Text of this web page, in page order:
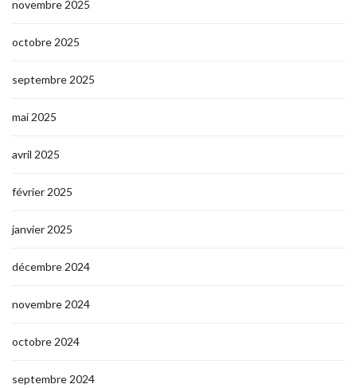
novembre 2025
octobre 2025
septembre 2025
mai 2025
avril 2025
février 2025
janvier 2025
décembre 2024
novembre 2024
octobre 2024
septembre 2024